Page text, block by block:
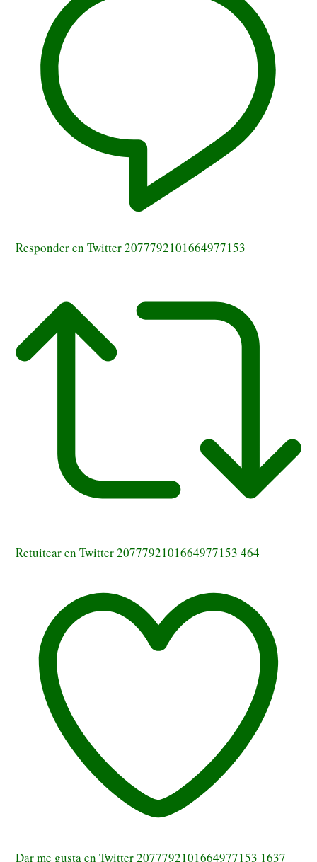
Responder en Twitter 2077792101664977153
Retuitear en Twitter 2077792101664977153 464
Dar me gusta en Twitter 2077792101664977153 1637